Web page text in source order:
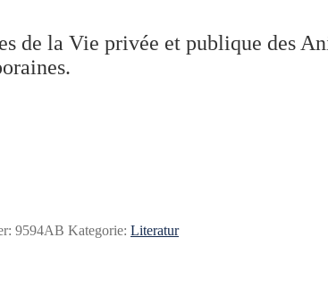
de la Vie privée et publique des
9594AB Kategorie: Literatur